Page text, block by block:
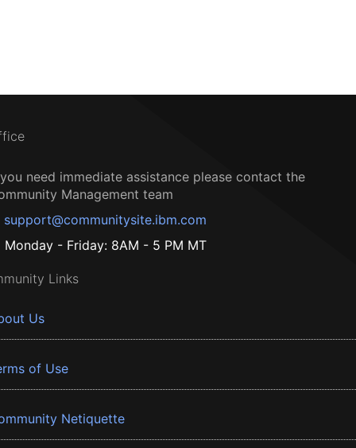
need immediate assistance please contact the
Management team
support@communitysite.ibm.com
Monday - Friday: 8AM - 5 PM MT
Links
Us
of Use
Netiquette